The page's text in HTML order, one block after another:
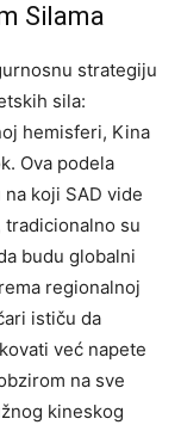
Silama
strategiju
sila:
hemisferi, Kina
Ova podela
koji SAD vide
su
budu globalni
regionalnoj
ističu da
već napete
na sve
kineskog